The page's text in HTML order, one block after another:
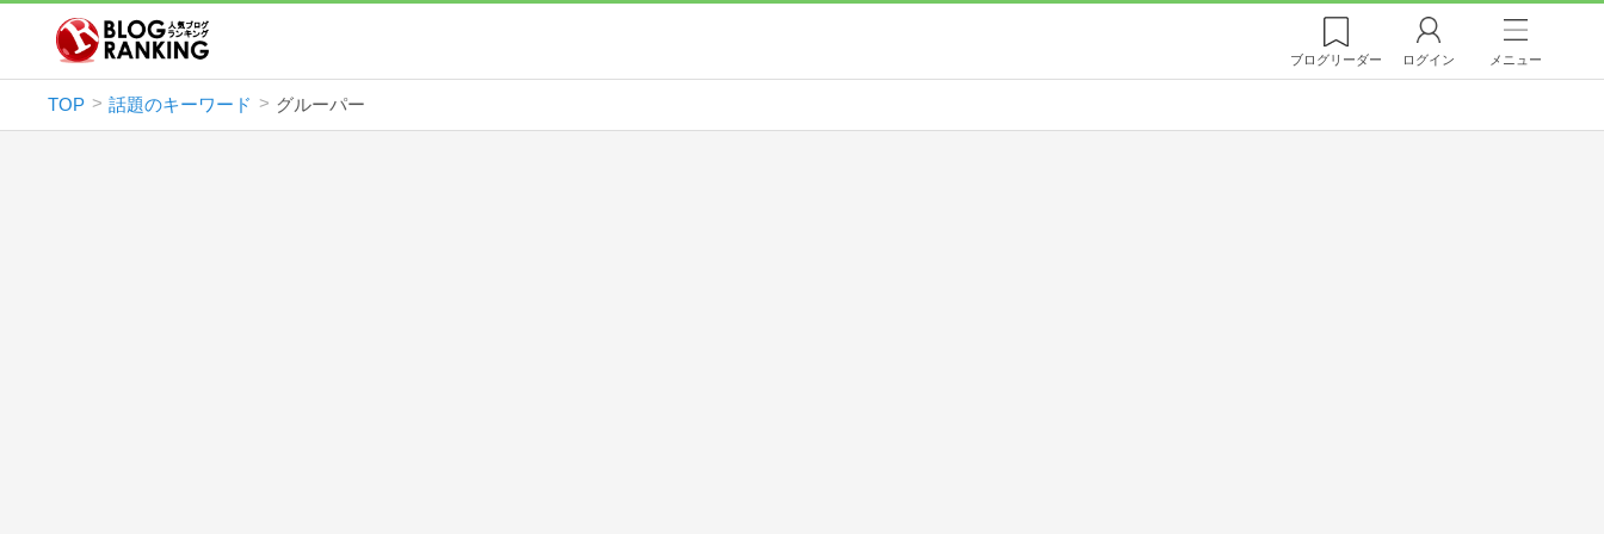
ブログリーダー ログイン メニュー
TOP 話題のキーワード グルーパー